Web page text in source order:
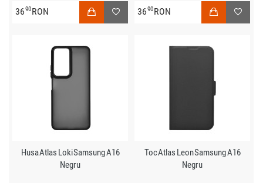
3690RON 3690RON
Husa Atlas Loki Samsung A16
Negru
Toc Atlas Leon Samsung A16
Negru